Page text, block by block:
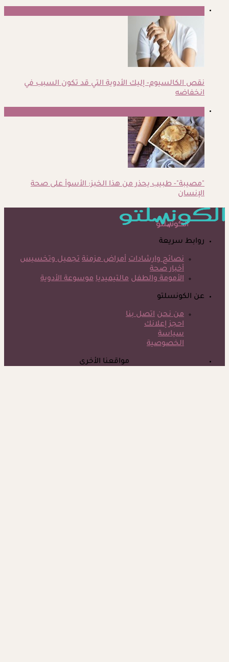
نقص الكالسيوم- إليك الأدوية التي قد تكون السبب في
انخفاضه
"مصيبة"- طبيب يحذر من هذا الخبز: الأسوأ على صحة
الإنسان
روابط سريعة
نصائح وارشادات أمراض مزمنة تجميل وتخسيس
أخبار صحة
الأمومة والطفل مالتيميديا موسوعة الأدوية
عن الكونسلتو
من نحن اتصل بنا
احجز إعلانك
سياسة
الخصوصية
مواقعنا الأخرى